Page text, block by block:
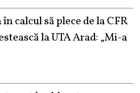
calcul să plece de la CFR
la UTA Arad: „Mi-a